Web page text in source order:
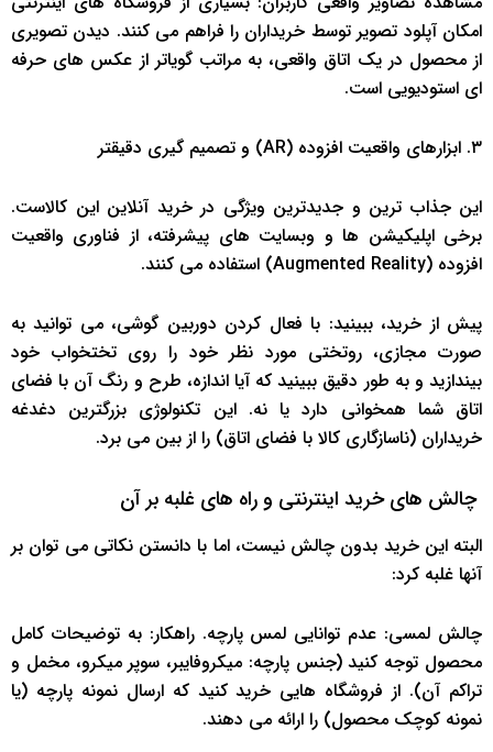
امکان آپلود تصویر توسط خریداران را فراهم می کنند. دیدن تصویری
از محصول در یک اتاق واقعی، به مراتب گویاتر از عکس های حرفه
ای استودیویی است.
۳. ابزارهای واقعیت افزوده (AR) و تصمیم گیری دقیقتر
این جذاب ترین و جدیدترین ویژگی در خرید آنلاین این کالاست.
برخی اپلیکیشن ها و وبسایت های پیشرفته، از فناوری واقعیت
افزوده (Augmented Reality) استفاده می کنند.
پیش از خرید، ببینید: با فعال کردن دوربین گوشی، می توانید به
صورت مجازی، روتختی مورد نظر خود را روی تختخواب خود
بیندازید و به طور دقیق ببینید که آیا اندازه، طرح و رنگ آن با فضای
اتاق شما همخوانی دارد یا نه. این تکنولوژی بزرگترین دغدغه
خریداران (ناسازگاری کالا با فضای اتاق) را از بین می برد.
چالش های خرید اینترنتی و راه های غلبه بر آن
البته این خرید بدون چالش نیست، اما با دانستن نکاتی می توان بر
آنها غلبه کرد:
چالش لمسی: عدم توانایی لمس پارچه. راهکار: به توضیحات کامل
محصول توجه کنید (جنس پارچه: میکروفایبر، سوپر میکرو، مخمل و
تراکم آن). از فروشگاه هایی خرید کنید که ارسال نمونه پارچه (یا
نمونه کوچک محصول) را ارائه می دهند.